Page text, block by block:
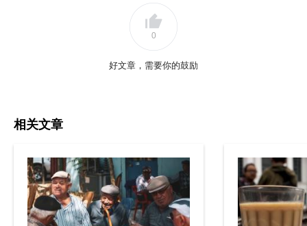
(DALYs), and healthy life expectancy (HALE) for 371 diseases and
injuries in 204 countries and territories and 811 subnational locations,
in humans in the twenty-first century. Nat Aging. 2024
[6]Kaptoge S, Seshasai S, et al. Life expectancy associated with
different ages at diagnosis of type 2 diabetes in high-income
countries: 23 million person-years of observation. Lancet Diabetes
Endocrinol. 2023 Oct;11(10):731-742.
0
好文章，需要你的鼓励
相关文章